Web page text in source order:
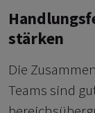
stärken
Die
Teams sind